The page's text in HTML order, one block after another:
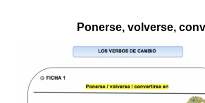
Ponerse, volverse,